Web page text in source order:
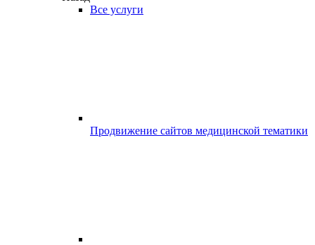
Все услуги
Продвижение сайтов медицинской тематики